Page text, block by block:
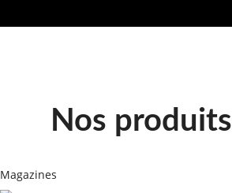
Nos produits
Magazines